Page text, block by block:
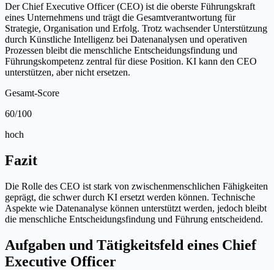
Der Chief Executive Officer (CEO) ist die oberste Führungskraft
eines Unternehmens und trägt die Gesamtverantwortung für
Strategie, Organisation und Erfolg. Trotz wachsender Unterstützung
durch Künstliche Intelligenz bei Datenanalysen und operativen
Prozessen bleibt die menschliche Entscheidungsfindung und
Führungskompetenz zentral für diese Position. KI kann den CEO
unterstützen, aber nicht ersetzen.
Gesamt-Score
60/100
hoch
Fazit
Die Rolle des CEO ist stark von zwischenmenschlichen Fähigkeiten
geprägt, die schwer durch KI ersetzt werden können. Technische
Aspekte wie Datenanalyse können unterstützt werden, jedoch bleibt
die menschliche Entscheidungsfindung und Führung entscheidend.
Aufgaben und Tätigkeitsfeld eines Chief
Executive Officer